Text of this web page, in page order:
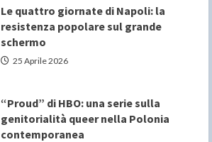
Le quattro giornate di Napoli: la
resistenza popolare sul grande
schermo
25 Aprile 2026
“Proud” di HBO: una serie sulla
genitorialità queer nella Polonia
contemporanea